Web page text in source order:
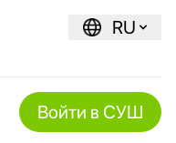
RU
Войти в СУШ